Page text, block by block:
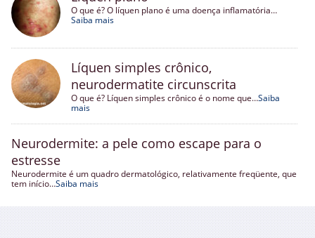
O que é? O líquen plano é uma doença inflamatória…
Saiba mais
Líquen simples crônico,
neurodermatite circunscrita
O que é? Líquen simples crônico é o nome que…Saiba
mais
Neurodermite: a pele como escape para o
estresse
Neurodermite é um quadro dermatológico, relativamente freqüente, que
tem início…Saiba mais